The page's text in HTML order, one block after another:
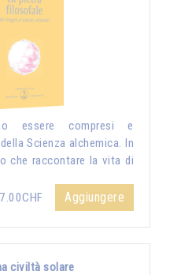
essere compresi e
Scienza alchemica. In
che raccontare la vita di
Aggiungere
civiltà solare